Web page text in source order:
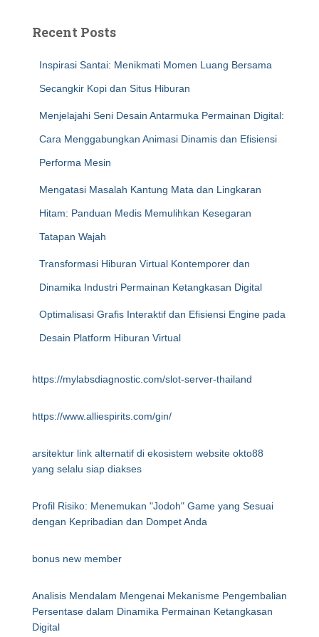
Recent Posts
Inspirasi Santai: Menikmati Momen Luang Bersama
Secangkir Kopi dan Situs Hiburan
Menjelajahi Seni Desain Antarmuka Permainan Digital:
Cara Menggabungkan Animasi Dinamis dan Efisiensi
Performa Mesin
Mengatasi Masalah Kantung Mata dan Lingkaran
Hitam: Panduan Medis Memulihkan Kesegaran
Tatapan Wajah
Transformasi Hiburan Virtual Kontemporer dan
Dinamika Industri Permainan Ketangkasan Digital
Optimalisasi Grafis Interaktif dan Efisiensi Engine pada
Desain Platform Hiburan Virtual
https://mylabsdiagnostic.com/slot-server-thailand
https://www.alliespirits.com/gin/
arsitektur link alternatif di ekosistem website okto88
yang selalu siap diakses
Profil Risiko: Menemukan "Jodoh" Game yang Sesuai
dengan Kepribadian dan Dompet Anda
bonus new member
Analisis Mendalam Mengenai Mekanisme Pengembalian
Persentase dalam Dinamika Permainan Ketangkasan
Digital